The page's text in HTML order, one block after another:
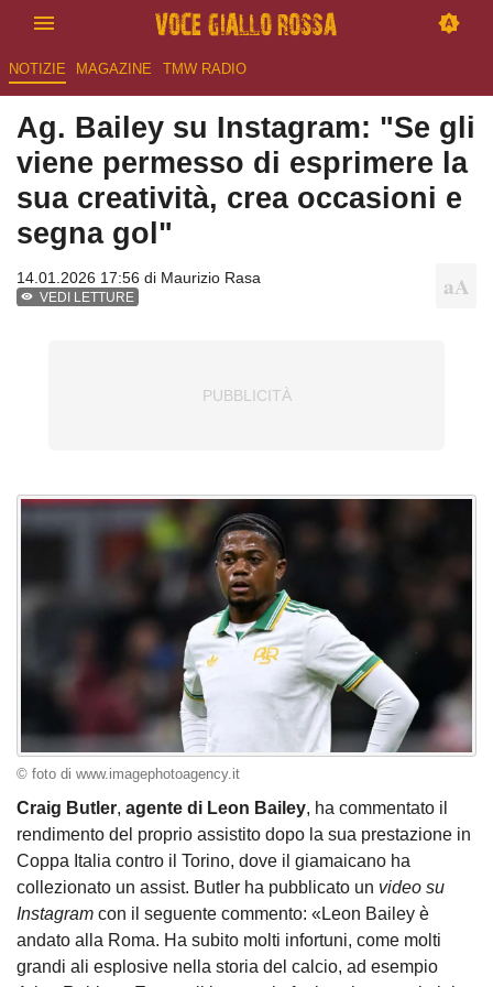
NOTIZIE MAGAZINE TMW RADIO
Ag. Bailey su Instagram: "Se gli
viene permesso di esprimere la
sua creatività, crea occasioni e
segna gol"
14.01.2026 17:56 di Maurizio Rasa
VEDI LETTURE
© foto di www.imagephotoagency.it
Craig Butler, agente di Leon Bailey, ha commentato il
rendimento del proprio assistito dopo la sua prestazione in
Coppa Italia contro il Torino, dove il giamaicano ha
collezionato un assist. Butler ha pubblicato un video su
Instagram con il seguente commento: «Leon Bailey è
andato alla Roma. Ha subito molti infortuni, come molti
grandi ali esplosive nella storia del calcio, ad esempio